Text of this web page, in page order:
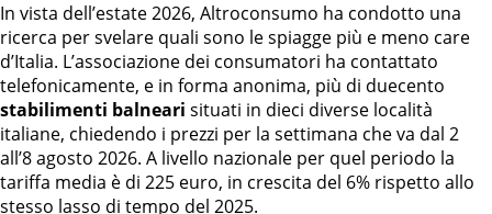
In vista dell’estate 2026, Altroconsumo ha condotto una
ricerca per svelare quali sono le spiagge più e meno care
d’Italia. L’associazione dei consumatori ha contattato
telefonicamente, e in forma anonima, più di duecento
stabilimenti balneari situati in dieci diverse località
italiane, chiedendo i prezzi per la settimana che va dal 2
all’8 agosto 2026. A livello nazionale per quel periodo la
tariffa media è di 225 euro, in crescita del 6% rispetto allo
stesso lasso di tempo del 2025.